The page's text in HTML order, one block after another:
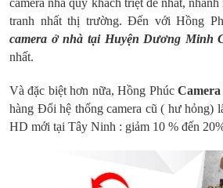
camera nhà quý khách triệt để nhất,
tranh nhất thị trường. Đến với Hồng
camera ở nhà tại Huyện Dương Minh
nhất.
Và đặc biệt hơn nữa, Hồng Phúc
hàng Đổi hệ thống camera cũ ( hư hỏng)
HD mới tại Tây Ninh : giảm 10 % đến